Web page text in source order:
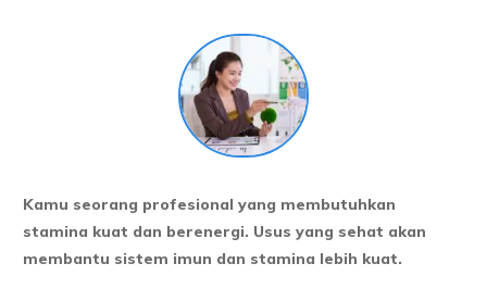
Kamu seorang profesional yang membutuhkan
stamina kuat dan berenergi. Usus yang sehat akan
membantu sistem imun dan stamina lebih kuat.